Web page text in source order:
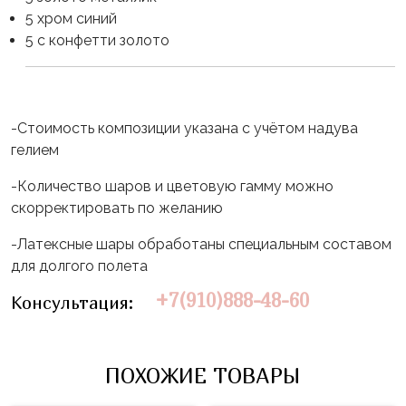
5 хром синий
5 с конфетти золото
-Стоимость композиции указана с учётом надува
гелием
-Количество шаров и цветовую гамму можно
скорректировать по желанию
-Латексные шары обработаны специальным составом
для долгого полета
Консультация: +7(910)888-48-60
ПОХОЖИЕ ТОВАРЫ
45
см
см
Фольга
шары
с
рисунком
Выпускной
1
Хэллоуин
Девичник
Свадьба
или
Девочка
Три
Кота
мишки
Грузовичок
Лёва
Свинка
Пеппа
Смешарики/
zakazsharoff@yandex.ru
М.Горького,
62/2